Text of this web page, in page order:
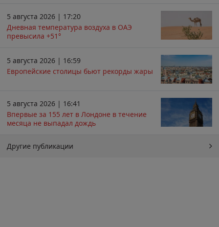
5 августа 2026 | 17:20
Дневная температура воздуха в ОАЭ
превысила +51°
5 августа 2026 | 16:59
Европейские столицы бьют рекорды жары
5 августа 2026 | 16:41
Впервые за 155 лет в Лондоне в течение
месяца не выпадал дождь
Другие публикации